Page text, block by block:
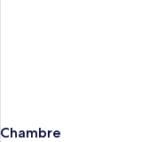
Chambre